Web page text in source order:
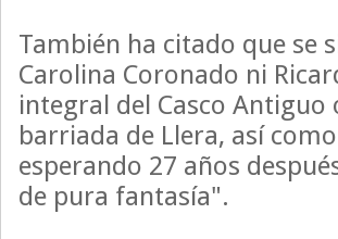
También ha citado que se
Carolina Coronado ni
integral del Casco Antiguo
barriada de Llera, así
esperando 27 años
de pura fantasía".